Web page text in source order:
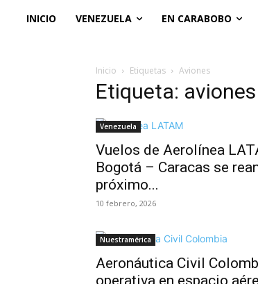
INICIO VENEZUELA EN CARABOBO
Inicio Etiquetas Aviones
Etiqueta: aviones
Venezuela
Vuelos de Aerolínea
Bogotá – Caracas se
próximo...
10 febrero, 2026
Nuestramérica
Aeronáutica Civil
operativa en espacio